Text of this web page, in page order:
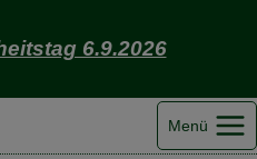
6.9.2026
Menü